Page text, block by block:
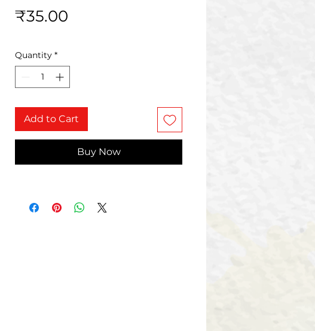
₹35.00
Quantity *
Add to Cart
Buy Now